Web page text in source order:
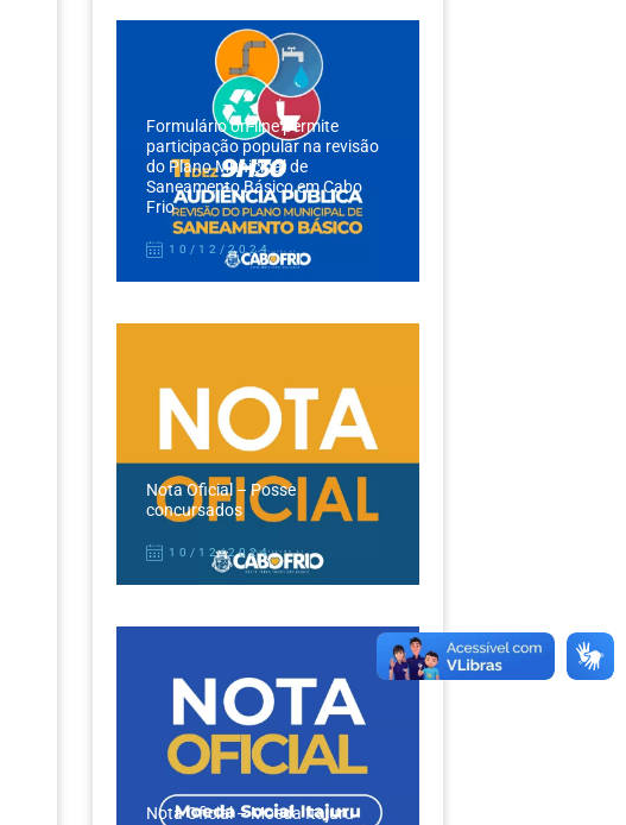
Formulário on-line permite
participação popular na revisão
do Plano Municipal de
Saneamento Básico em Cabo
Frio
10/12/2024
Nota Oficial – Posse
concursados
10/12/2024
Nota Oficial – Moeda Itajuru